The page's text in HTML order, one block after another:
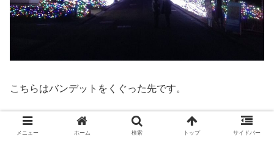
こちらはバンデットをくぐった先です。
メニュー ホーム 検索 トップ サイドバー